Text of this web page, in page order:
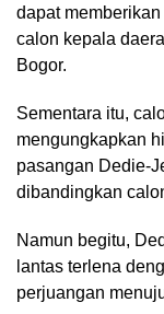
dapat
calon kepala
Bogor.
Sementara itu,
mengungkapkan
pasangan Dedie-
dibandingkan
Namun begitu,
lantas terlena
perjuangan